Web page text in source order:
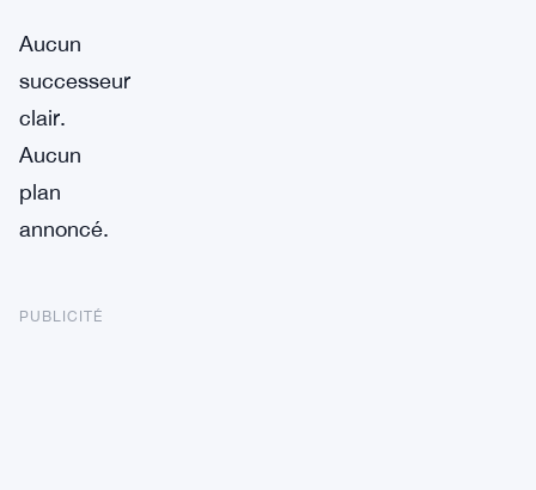
Aucun
successeur
clair.
Aucun
plan
annoncé.
PUBLICITÉ